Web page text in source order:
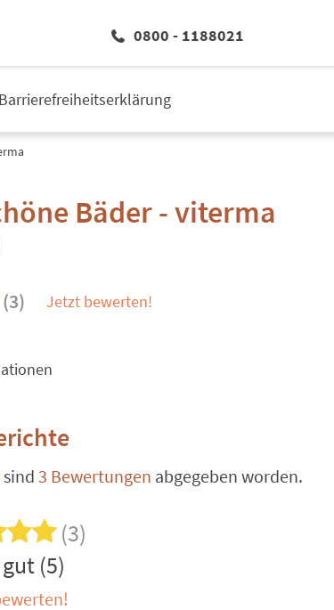
0800 - 1188021
Barrierefreiheitserklärung
Bäder - viterma
(3) Jetzt bewerten!
sind 3 Bewertungen abgegeben worden.
(3)
(5)